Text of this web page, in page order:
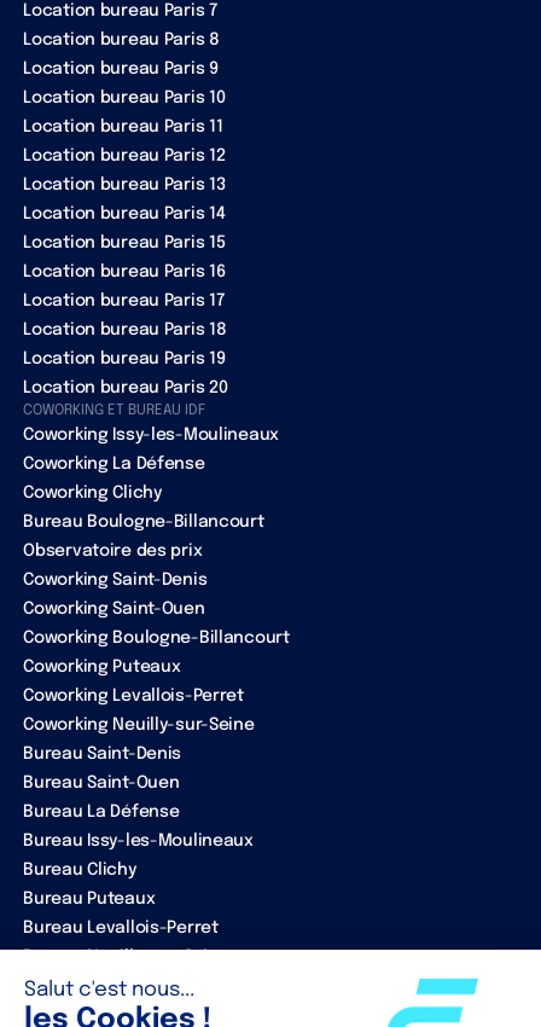
Location bureau Paris 7
Location bureau Paris 8
Location bureau Paris 9
Location bureau Paris 10
Location bureau Paris 11
Location bureau Paris 12
Location bureau Paris 13
Location bureau Paris 14
Location bureau Paris 15
Location bureau Paris 16
Location bureau Paris 17
Location bureau Paris 18
Location bureau Paris 19
Location bureau Paris 20
COWORKING ET BUREAU IDF
Coworking Issy-les-Moulineaux
Coworking La Défense
Coworking Clichy
Bureau Boulogne-Billancourt
Observatoire des prix
Coworking Saint-Denis
Coworking Saint-Ouen
Coworking Boulogne-Billancourt
Coworking Puteaux
Coworking Levallois-Perret
Coworking Neuilly-sur-Seine
Bureau Saint-Denis
Bureau Saint-Ouen
Bureau La Défense
Bureau Issy-les-Moulineaux
Bureau Clichy
Bureau Puteaux
Bureau Levallois-Perret
ENTREPRISE
Notre équipe